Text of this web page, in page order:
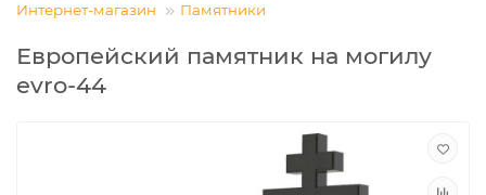
Интернет-магазин Памятники
Европейский памятник на могилу
evro-44